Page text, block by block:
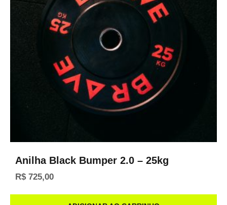
Anilha Black Bumper 2.0 – 25kg
R$725,00